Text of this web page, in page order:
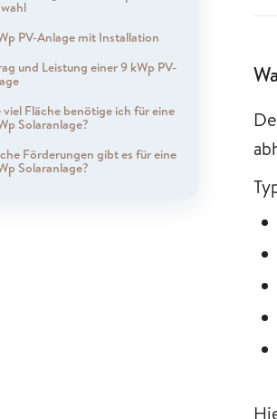
PV-Anlage mit Installation
und Leistung einer 9 kWp PV-
viel Fläche benötige ich für eine
Solaranlage?
Förderungen gibt es für eine
Solaranlage?